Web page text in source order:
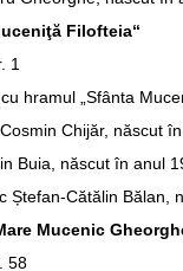
Filofteia“
1
hramul „Sfânta
Chijăr, născut în
Buia, născut în anul
Ștefan‑Cătălin Bălan,
Mucenic
58